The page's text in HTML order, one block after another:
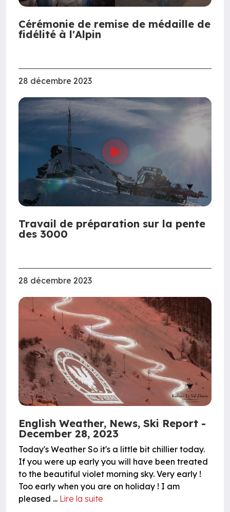
Cérémonie de remise de médaille de
fidélité à l'Alpin
28 décembre 2023
Travail de préparation sur la pente
des 3000
28 décembre 2023
English Weather, News, Ski Report -
December 28, 2023
Today's Weather So it's a little bit chillier today.
If you were up early you will have been treated
to the beautiful violet morning sky. Very early !
Too early when you are on holiday ! I am
pleased ... Lire la suite